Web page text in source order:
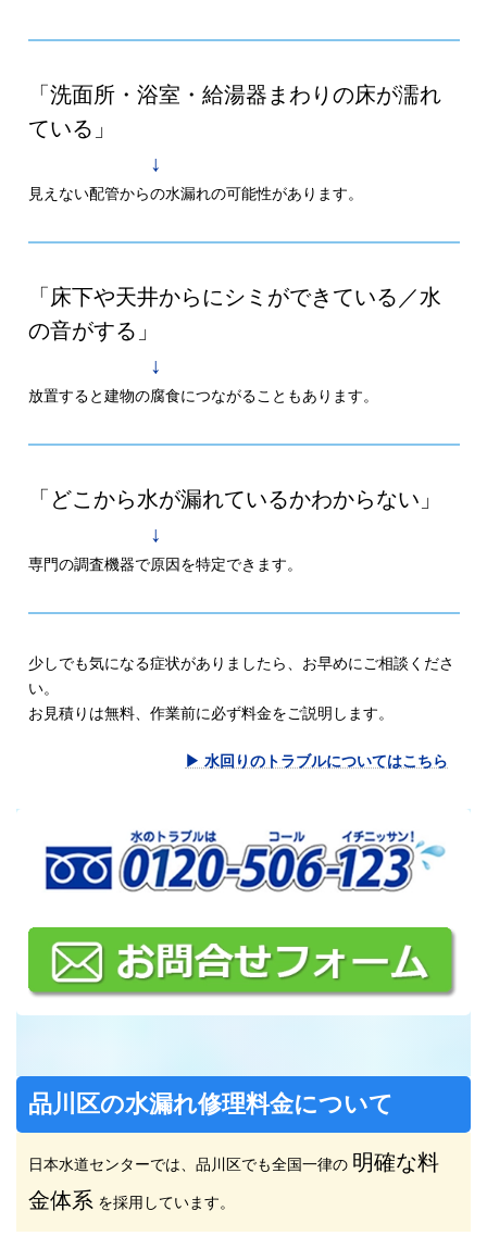
「洗面所・浴室・給湯器まわりの床が濡れ
ている」
↓
見えない配管からの水漏れの可能性があります。
「床下や天井からにシミができている／水
の音がする」
↓
放置すると建物の腐食につながることもあります。
「どこから水が漏れているかわからない」
↓
専門の調査機器で原因を特定できます。
少しでも気になる症状がありましたら、お早めにご相談くださ
い。
お見積りは無料、作業前に必ず料金をご説明します。
▶ 水回りのトラブルについてはこちら
品川区の水漏れ修理料金について
日本水道センターでは、品川区でも全国一律の 明確な料
金体系 を採用しています。